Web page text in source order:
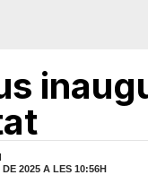
2025 A LES 10:56H